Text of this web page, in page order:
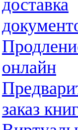
доставка
онлайн
заказ